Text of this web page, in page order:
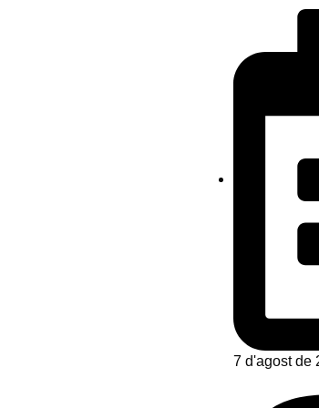
7 d'agost de